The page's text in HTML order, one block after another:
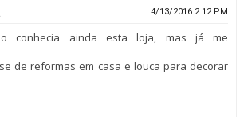
4/13/2016 2:12 PM
conhecia ainda esta loja, mas já me
de reformas em casa e louca para decorar